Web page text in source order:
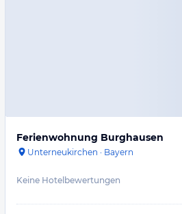
Ferienwohnung Burghausen
Unterneukirchen · Bayern
Keine Hotelbewertungen